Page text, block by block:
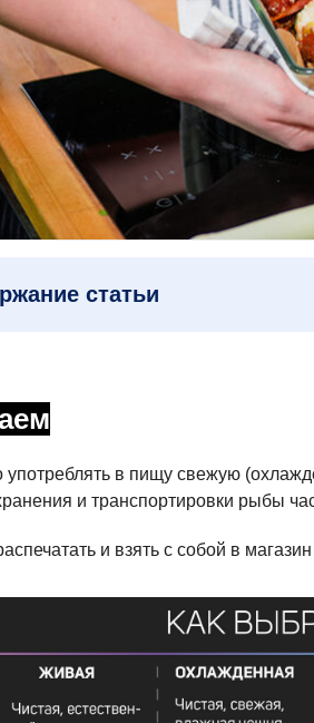
употреблять в пищу свежую
и транспортировки рыбы
и взять с собой в
статьи